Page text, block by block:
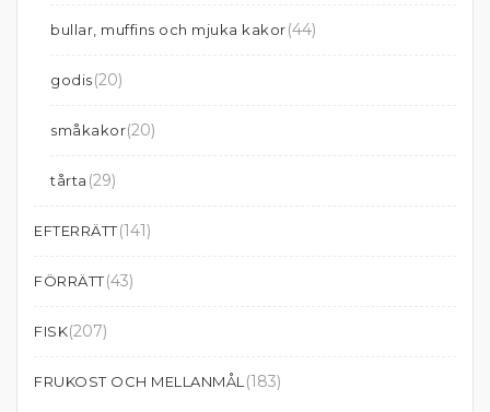
bullar, muffins och mjuka kakor(44)
godis(20)
småkakor(20)
tårta (29)
EFTERRÄTT(141)
FÖRRÄTT(43)
FISK(207)
FRUKOST OCH MELLANMÅL (183)